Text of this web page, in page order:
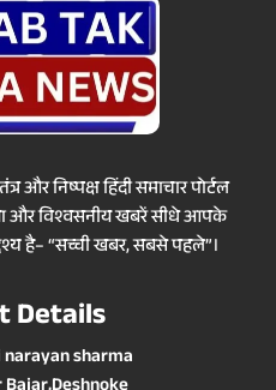
निष्पक्ष हिंदी समाचार पोर्टल
और विश्वसनीय खबरें सीधे आपके
है– “सच्ची खबर, सबसे पहले”।
Details
sharma